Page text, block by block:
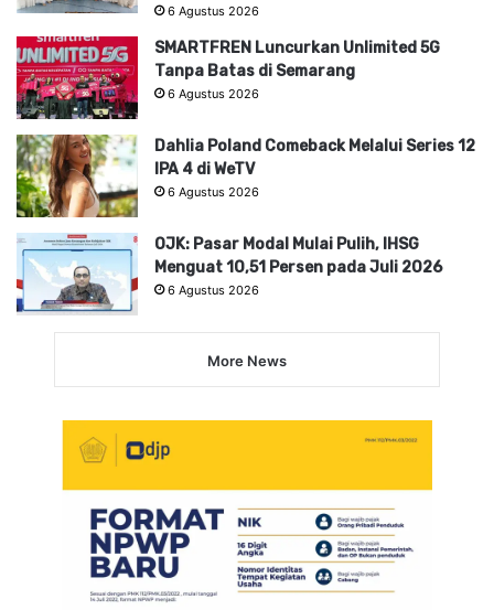
6 Agustus 2026
SMARTFREN Luncurkan Unlimited 5G
Tanpa Batas di Semarang
6 Agustus 2026
Dahlia Poland Comeback Melalui Series 12
IPA 4 di WeTV
6 Agustus 2026
OJK: Pasar Modal Mulai Pulih, IHSG
Menguat 10,51 Persen pada Juli 2026
6 Agustus 2026
More News